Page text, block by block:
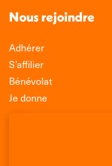
Nous rejoindre
Adhérer
S’affilier
Bénévolat
Je donne